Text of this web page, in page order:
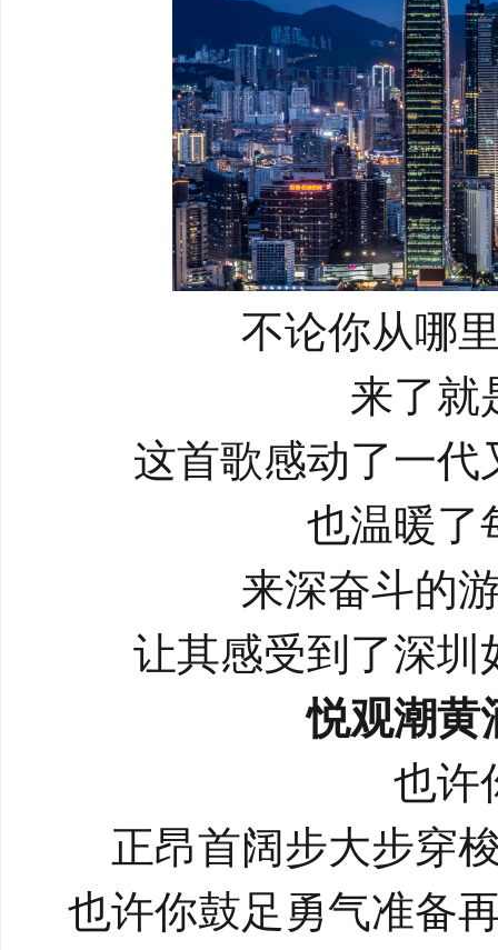
不论你从哪
来了
这首歌感动了一代
也温暖了
来深奋斗的
让其感受到了深圳
悦观潮黄
也许
正昂首阔步大步穿
也许你鼓足勇气准备